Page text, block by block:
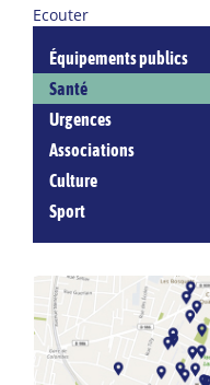
Ecouter
Équipements publics
Santé
Urgences
Associations
Culture
Sport